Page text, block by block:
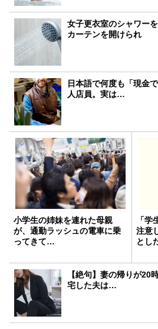
女子更衣室のシャワー
カーテンを開けられ
日本語で何度も「現金
人店員。実は…
小学生の姉妹を連れた母親
が、通勤ラッシュの電車に乗
ってきて…
「
注意
とし
【絶句】妻の帰りが20
宅した夫は…